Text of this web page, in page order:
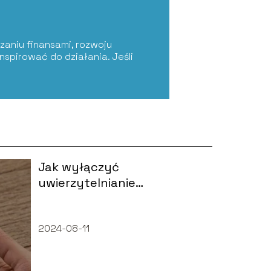
finansami, rozwoju
do działania. Jeśli
Jak wyłączyć
uwierzytelnianie
2024-08-11